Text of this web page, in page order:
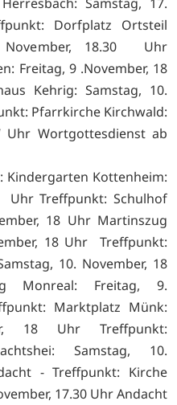
Samstag, 17.
Dorfplatz Ortsteil
November, 18.30 Uhr
Freitag, 9 .November, 18
Kehrig: Samstag, 10.
Pfarrkirche Kirchwald:
Uhr Wortgottesdienst ab
Kottenheim:
Uhr Treffpunkt: Schulhof
18 Uhr Martinszug
18 Uhr Treffpunkt:
10. November, 18
Monreal: Freitag, 9.
Marktplatz Münk:
18 Uhr Treffpunkt:
Samstag, 10.
- Treffpunkt: Kirche
17.30 Uhr Andacht